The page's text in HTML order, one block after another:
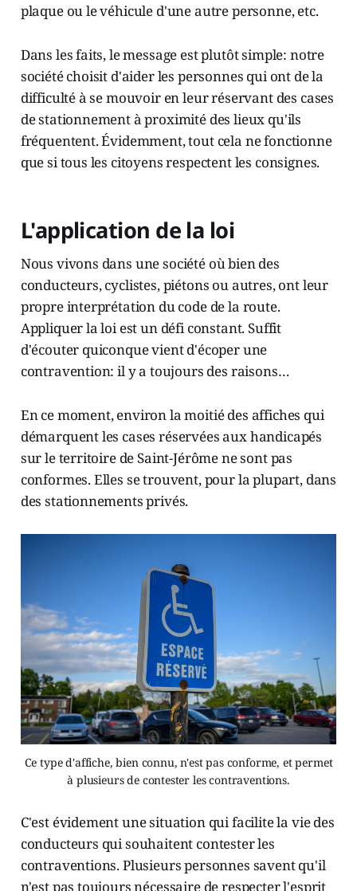
plaque ou le véhicule d'une autre personne, etc.
Dans les faits, le message est plutôt simple: notre
société choisit d'aider les personnes qui ont de la
difficulté à se mouvoir en leur réservant des cases
de stationnement à proximité des lieux qu'ils
fréquentent. Évidemment, tout cela ne fonctionne
que si tous les citoyens respectent les consignes.
L'application de la loi
Nous vivons dans une société où bien des
conducteurs, cyclistes, piétons ou autres, ont leur
propre interprétation du code de la route.
Appliquer la loi est un défi constant. Suffit
d'écouter quiconque vient d'écoper une
contravention: il y a toujours des raisons…
En ce moment, environ la moitié des affiches qui
démarquent les cases réservées aux handicapés
sur le territoire de Saint-Jérôme ne sont pas
conformes. Elles se trouvent, pour la plupart, dans
des stationnements privés.
Ce type d'affiche, bien connu, n'est pas conforme, et permet
à plusieurs de contester les contraventions.
C'est évidement une situation qui facilite la vie des
conducteurs qui souhaitent contester les
contraventions. Plusieurs personnes savent qu'il
n'est pas toujours nécessaire de respecter l'esprit